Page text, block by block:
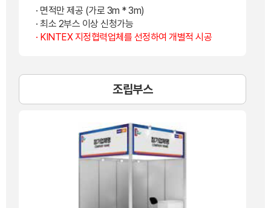
· 면적만 제공 (가로 3m * 3m)
· 최소 2부스 이상 신청가능
· KINTEX 지정협력업체를 선정하여 개별적 시공
조립부스